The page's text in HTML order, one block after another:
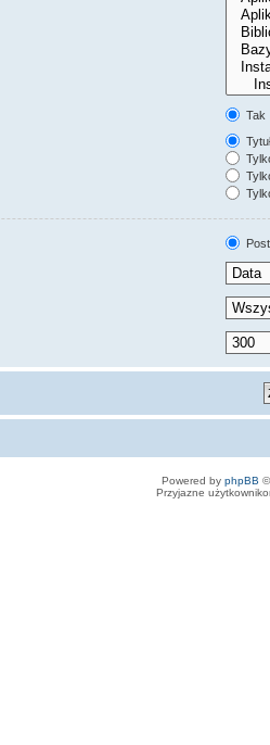
Tak
Powered by phpBB
Przyjazne